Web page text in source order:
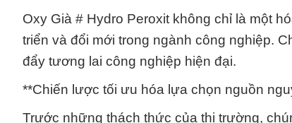
Oxy Già # Hydro Peroxit không chỉ là một
triển và đổi mới trong ngành công nghiệp.
đẩy tương lai công nghiệp hiện đại.
**Chiến lược tối ưu hóa lựa chọn nguồn
Trước những thách thức của thị trường,